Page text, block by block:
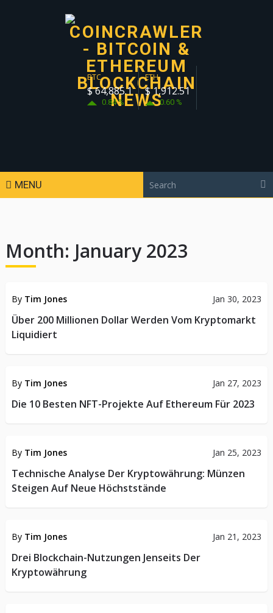
BTC
$ 64,885.1
0.84 %
ETH
$ 1,912.51
0.60 %
MENU
Month: January 2023
By Tim Jones Jan 30, 2023
Über 200 Millionen Dollar Werden Vom Kryptomarkt
Liquidiert
KRYPTO-NACHRICHTEN
By Tim Jones Jan 27, 2023
Die 10 Besten NFT-Projekte Auf Ethereum Für 2023
KRYPTO-NACHRICHTEN
By Tim Jones Jan 25, 2023
Technische Analyse Der Kryptowährung: Münzen
Steigen Auf Neue Höchststände
KRYPTO-NACHRICHTEN
By Tim Jones Jan 21, 2023
Drei Blockchain-Nutzungen Jenseits Der
Kryptowährung
BITCOIN-PREIS